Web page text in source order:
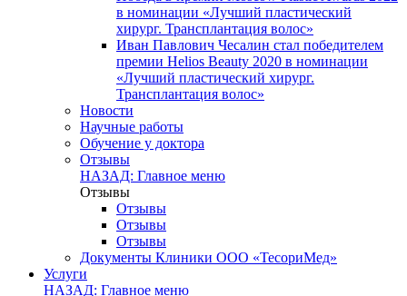
в номинации «Лучший пластический
хирург. Трансплантация волос»
Иван Павлович Чесалин стал победителем
премии Helios Beauty 2020 в номинации
«Лучший пластический хирург.
Трансплантация волос»
Новости
Научные работы
Обучение у доктора
Отзывы
НАЗАД: Главное меню
Отзывы
Отзывы
Отзывы
Отзывы
Документы Клиники ООО «ТесориМед»
Услуги
НАЗАД: Главное меню